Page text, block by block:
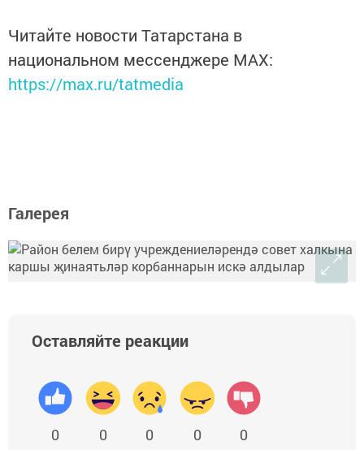
Читайте новости Татарстана в
национальном мессенджере MАХ:
https://max.ru/tatmedia
Галерея
Оставляйте реакции
0 0 0 0 0